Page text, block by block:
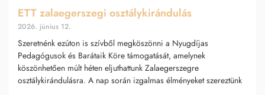
ETT zalaegerszegi osztálykirándulás
2026. június 12.
Szeretnénk ezúton is szívből megköszönni a Nyugdíjas
Pedagógusok és Barátaik Köre támogatását, amelynek
köszönhetően múlt héten eljuthattunk Zalaegerszegre
osztálykirándulásra. A nap során izgalmas élményeket szereztünk